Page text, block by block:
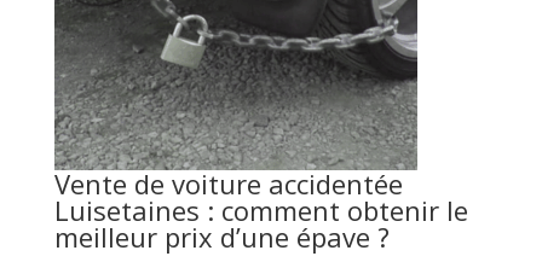
Vente de voiture accidentée
Luisetaines : comment obtenir le
meilleur prix d’une épave ?